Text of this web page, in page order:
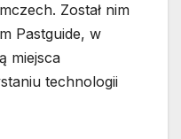
Został nim
Pastguide, w
miejsca
technologii